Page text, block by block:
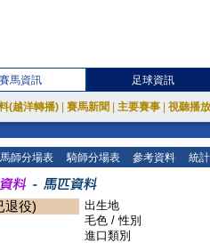
賽馬資訊 足球資訊
(越洋轉播) 賽馬新聞 主要賽事 視聽播
師分場表 騎師分場表 參考資料 統
退役)
出生地
毛色 / 性別
進口類別